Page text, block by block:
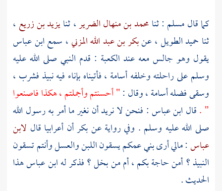
كما قالمسلم : ثنامحمد بن منهال الضرير، ثنايزيد بن زريع ،
ثنا حميد الطويل، عنبكر بن عبد الله المزني، سمعابن عباس
يقول وهو جالس معه عند الكعبة : قدم النبي صلى الله عليه
وسلم على راحلته وخلفهأسامة ، فأتيناه بإناء فيه نبيذ فشرب ،
وسقى فضلهأسامة، وقال :" أحسنتم وأجملتم ، هكذا فاصنعوا
" .قال ابن عباس: فنحن لا نريد أن نغير ما أمر به رسول الله
صلى الله عليه وسلم . وفي رواية عنبكرأن أعرابيا قال لابن
عباس: مالي أرى بني عمكم يسقون اللبن والعسل وأنتم تسقون
النبيذ ؟ أمن حاجة بكم ، أم من بخل ؟ فذكر لهابن عباسهذا
الحديث .